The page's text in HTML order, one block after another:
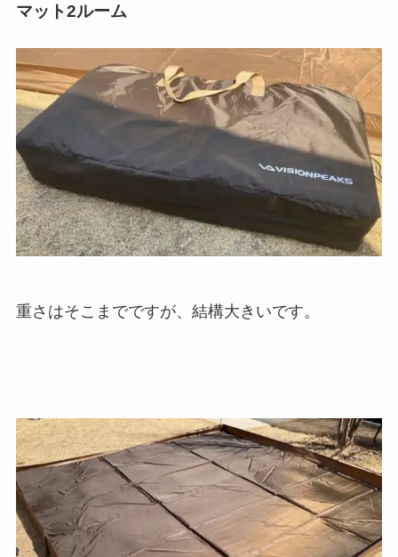
マット2ルーム
重さはそこまでですが、結構大きいです。